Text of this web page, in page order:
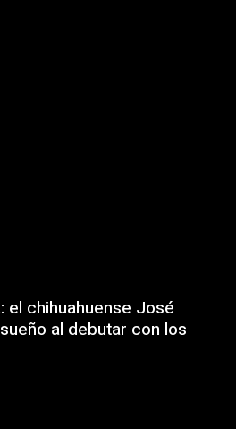
el chihuahuense José
al debutar con los